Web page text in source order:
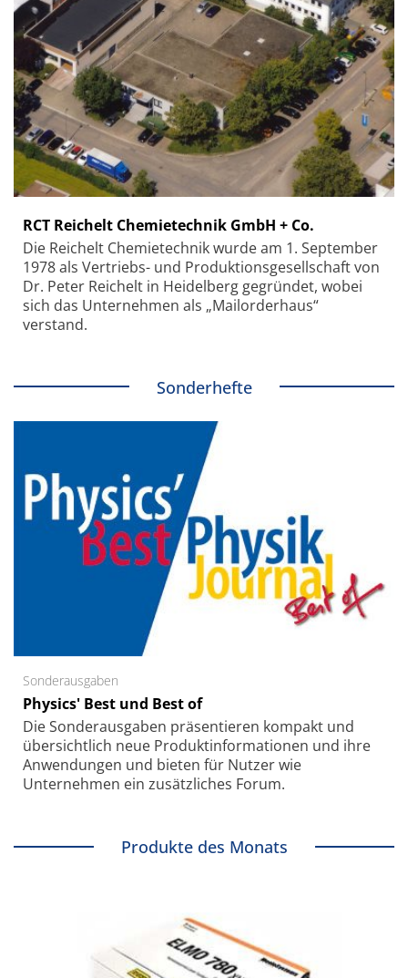
RCT Reichelt Chemietechnik GmbH + Co.
Die Reichelt Chemietechnik wurde am 1. September
1978 als Vertriebs- und Produktionsgesellschaft von
Dr. Peter Reichelt in Heidelberg gegründet, wobei
sich das Unternehmen als „Mailorderhaus“
verstand.
Sonderhefte
Sonderausgaben
Physics' Best und Best of
Die Sonder­ausgaben präsentieren kompakt und
übersichtlich neue Produkt­informationen und ihre
Anwendungen und bieten für Nutzer wie
Unternehmen ein zusätzliches Forum.
Produkte des Monats